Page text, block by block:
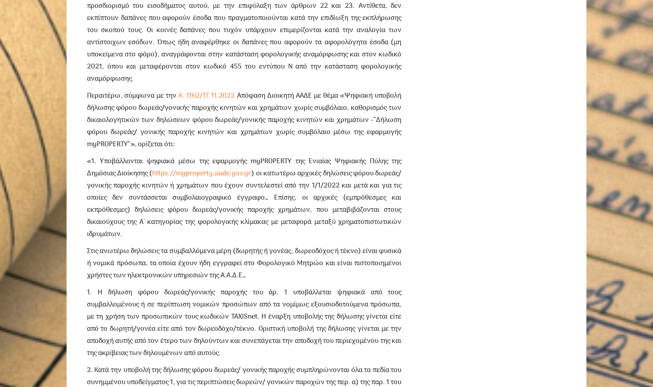
προσδιορισμό του εισοδήματος αυτού, με την επιφύλαξη των άρθρων 22 και 23. Αντίθετα, δεν
εκπίπτουν δαπάνες που αφορούν έσοδα που πραγματοποιούνται κατά την επιδίωξη της εκπλήρωσης
του σκοπού τους. Οι κοινές δαπάνες που τυχόν υπάρχουν επιμερίζονται κατά την αναλογία των
αντίστοιχων εσόδων. Όπως ήδη αναφέρθηκε οι δαπάνες που αφορούν τα αφορολόγητα έσοδα (μη
υποκείμενα στο φόρο), αναγράφονται στην κατάσταση φορολογικής αναμόρφωσης και στον κωδικό
2021, όπου και μεταφέρονται στον κωδικό 455 του εντύπου Ν από την κατάσταση φορολογικής
αναμόρφωσης.
Περαιτέρω, σύμφωνα με τηνΑ. 1162/17.11.2022 Απόφαση Διοικητή ΑΑΔΕ με θέμα «Ψηφιακή υποβολή
δήλωσης φόρου δωρεάς/γονικής παροχής κινητών και χρημάτων χωρίς συμβόλαιο, καθορισμός των
δικαιολογητικών των δηλώσεων φόρου δωρεάς/γονικής παροχής κινητών και χρημάτων -“Δήλωση
φόρου δωρεάς/ γονικής παροχής κινητών και χρημάτων χωρίς συμβόλαιο μέσω της εφαρμογής
myPROPERTY”», ορίζεται ότι:
«1. Υποβάλλονται ψηφιακά μέσω της εφαρμογής myPROPERTY της Ενιαίας Ψηφιακής Πύλης της
Δημόσιας Διοίκησης (https://myproperty.aade.gov.gr) οι κατωτέρω αρχικές δηλώσεις φόρου δωρεάς/
γονικής παροχής κινητών ή χρημάτων που έχουν συντελεστεί από την 1/1/2022 και μετά και για τις
οποίες δεν συντάσσεται συμβολαιογραφικό έγγραφο… Επίσης, οι αρχικές (εμπρόθεσμες και
εκπρόθεσμες) δηλώσεις φόρου δωρεάς/γονικής παροχής χρημάτων, που μεταβιβάζονται στους
δικαιούχους της Α΄ κατηγορίας της φορολογικής κλίμακας με μεταφορά μεταξύ χρηματοπιστωτικών
ιδρυμάτων.
Στις ανωτέρω δηλώσεις τα συμβαλλόμενα μέρη (δωρητής ή γονέας, δωρεοδόχος ή τέκνο) είναι φυσικά
ή νομικά πρόσωπα, τα οποία έχουν ήδη εγγραφεί στο Φορολογικό Μητρώο και είναι πιστοποιημένοι
χρήστες των ηλεκτρονικών υπηρεσιών της Α.Α.Δ.Ε…
1. Η δήλωση φόρου δωρεάς/γονικής παροχής του άρ. 1 υποβάλλεται ψηφιακά από τους
συμβαλλομένους ή σε περίπτωση νομικών προσώπων από τα νομίμως εξουσιοδοτούμενα πρόσωπα,
με τη χρήση των προσωπικών τους κωδικών TAXISnet. Η έναρξη υποβολής της δήλωσης γίνεται είτε
από το δωρητή/γονέα είτε από τον δωρεοδόχο/τέκνο. Οριστική υποβολή της δήλωσης γίνεται με την
αποδοχή αυτής από τον έτερο των δηλούντων και συνεπάγεται την αποδοχή του περιεχομένου της και
της ακρίβειας των δηλουμένων από αυτούς.
2. Κατά την υποβολή της δήλωσης φόρου δωρεάς/ γονικής παροχής συμπληρώνονται όλα τα πεδία του
συνημμένου υποδείγματος 1, για τις περιπτώσεις δωρεών/ γονικών παροχών της περ. α) της παρ. 1 του